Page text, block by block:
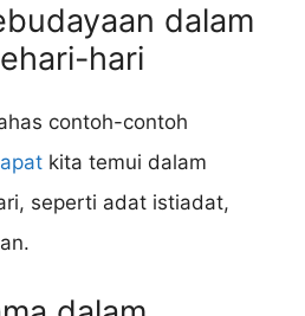
dalam
hari
contoh-contoh
kita temui dalam
seperti adat istiadat,